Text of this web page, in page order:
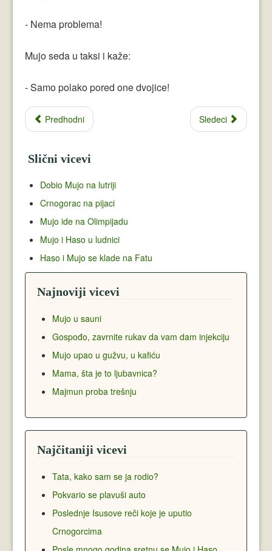
- Nema problema!
Mujo seda u taksi i kaže:
- Samo polako pored one dvojice!
Predhodni Sledeci
Slični vicevi
Dobio Mujo na lutriji
Crnogorac na pijaci
Mujo ide na Olimpijadu
Mujo i Haso u ludnici
Haso i Mujo se klade na Fatu
Najnoviji vicevi
Mujo u sauni
Gospođo, zavrnite rukav da vam dam injekciju
Mujo upao u gužvu, u kafiću
Mama, šta je to ljubavnica?
Majmun proba trešnju
Najčitaniji vicevi
Tata, kako sam se ja rodio?
Pokvario se plavuši auto
Poslednje Isusove reči koje je uputio
Crnogorcima